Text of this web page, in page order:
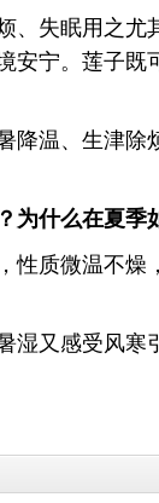
失眠用之
安宁。莲子既
温、生津
什么在夏季
质微温不
又感受风